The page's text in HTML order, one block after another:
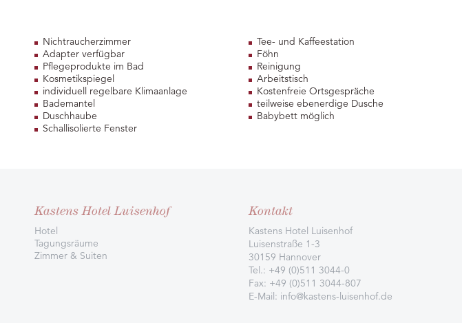
Nichtraucherzimmer Tee- und Kaffeestation
Adapter verfügbar
Föhn
Pflegeprodukte im Bad
Reinigung
Kosmetikspiegel
Arbeitstisch
individuell regelbare Klimaanlage
Kostenfreie Ortsgespräche
Bademantel
teilweise ebenerdige Dusche
Duschhaube
Babybett möglich
Schallisolierte Fenster
Kastens Hotel Luisenhof
Hotel
Tagungsräume
Zimmer & Suiten
Kontakt
Kastens Hotel Luisenhof
Luisenstraße 1-3
30159 Hannover
Tel.: +49 (0)511 3044-0
Fax: +49 (0)511 3044-807
E-Mail: info@kastens-luisenhof.de